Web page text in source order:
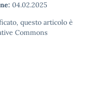
04.02.2025
questo articolo è
Commons